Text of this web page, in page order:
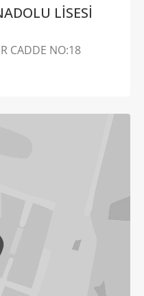
LİSESİ
CADDE NO:18